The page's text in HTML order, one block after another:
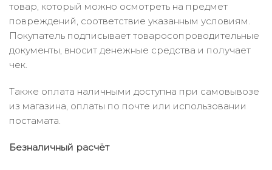
товар, который можно осмотреть на предмет
повреждений, соответствие указанным условиям.
Покупатель подписывает товаросопроводительные
документы, вносит денежные средства и получает
чек.
Также оплата наличными доступна при самовывозе
из магазина, оплаты по почте или использовании
постамата.
Безналичный расчёт